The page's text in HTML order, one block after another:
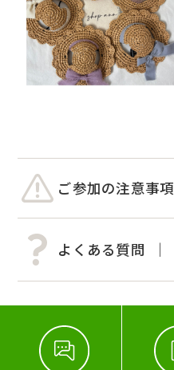
ご参加の注意事項
よくある質問